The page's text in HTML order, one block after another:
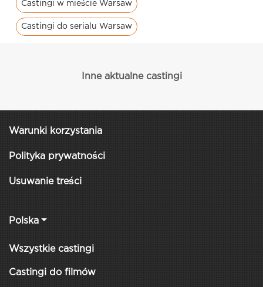
Castingi w mieście Warsaw
Castingi do serialu Warsaw
Inne aktualne castingi
Warunki korzystania
Polityka prywatności
Usuwanie treści
Polska
Wszystkie castingi
Castingi do filmów